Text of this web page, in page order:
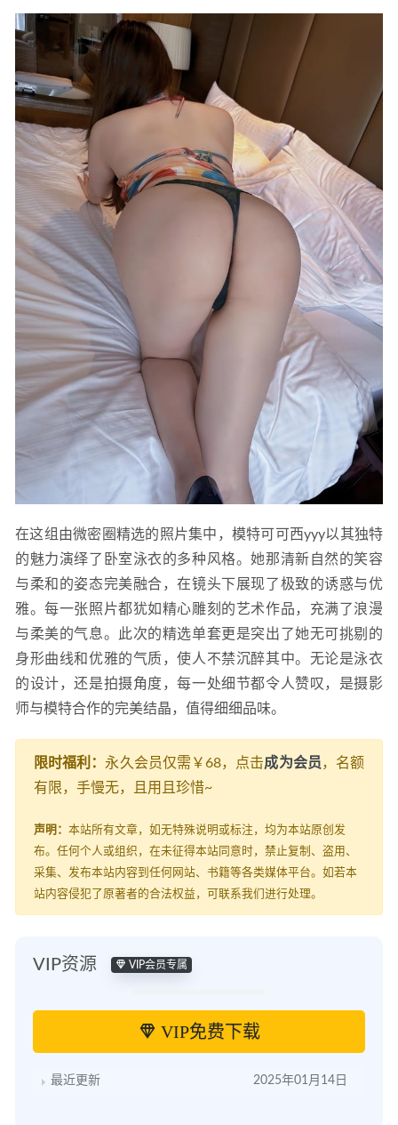
在这组由微密圈精选的照片集中，模特可可西yyy以其独特
的魅力演绎了卧室泳衣的多种风格。她那清新自然的笑容
与柔和的姿态完美融合，在镜头下展现了极致的诱惑与优
雅。每一张照片都犹如精心雕刻的艺术作品，充满了浪漫
与柔美的气息。此次的精选单套更是突出了她无可挑剔的
身形曲线和优雅的气质，使人不禁沉醉其中。无论是泳衣
的设计，还是拍摄角度，每一处细节都令人赞叹，是摄影
师与模特合作的完美结晶，值得细细品味。
限时福利： 永久会员仅需￥68，点击成为会员，名额
有限，手慢无，且用且珍惜~
声明： 本站所有文章，如无特殊说明或标注，均为本站原创发
布。任何个人或组织，在未征得本站同意时，禁止复制、盗用、
采集、发布本站内容到任何网站、书籍等各类媒体平台。如若本
站内容侵犯了原著者的合法权益，可联系我们进行处理。
VIP资源 VIP会员专属
VIP免费下载
最近更新 2025年01月14日